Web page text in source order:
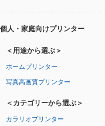
個人・家庭向けプリンター
＜用途から選ぶ＞
ホームプリンター
写真高画質プリンター
＜カテゴリーから選ぶ＞
カラリオプリンター